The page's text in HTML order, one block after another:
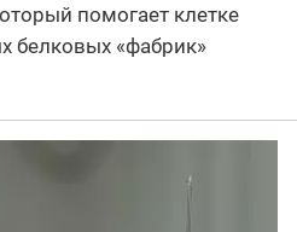
помогает клетке
белковых «фабрик»